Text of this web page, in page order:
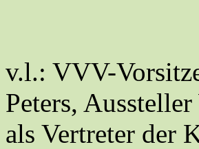
v.l.: VVV-
Peters,
als Vertreter der